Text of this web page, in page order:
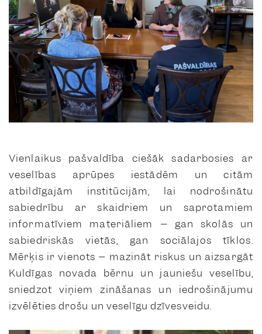
Vienlaikus pašvaldība ciešāk sadarbosies ar
veselības aprūpes iestādēm un citām
atbildīgajām institūcijām, lai nodrošinātu
sabiedrību ar skaidriem un saprotamiem
informatīviem materiāliem – gan skolās un
sabiedriskās vietās, gan sociālajos tīklos.
Mērķis ir vienots – mazināt riskus un aizsargāt
Kuldīgas novada bērnu un jauniešu veselību,
sniedzot viņiem zināšanas un iedrošinājumu
izvēlēties drošu un veselīgu dzīvesveidu.